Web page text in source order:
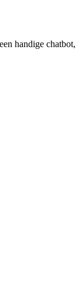
handige chatbot,